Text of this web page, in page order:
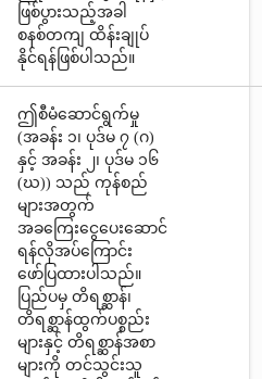
ဖြစ်ပွားသည့်အခါ
စနစ်တကျ ထိန်းချုပ်
နိုင်ရန်ဖြစ်ပါသည်။
ဤစီမံဆောင်ရွက်မှု
(အခန်း ၁၊ ပုဒ်မ ၇ (ဂ)
နှင့် အခန်း ၂၊ ပုဒ်မ ၁၆
(ဃ)) သည် ကုန်စည်
များအတွက်
အခကြေးငွေပေးဆောင်
ရန်လိုအပ်ကြောင်း
ဖော်ပြထားပါသည်။
ပြည်ပမှ တိရစ္ဆာန်၊
တိရစ္ဆာန်ထွက်ပစ္စည်း
များနှင့် တိရစ္ဆာန်အစာ
များကို တင်သွင်းသူ